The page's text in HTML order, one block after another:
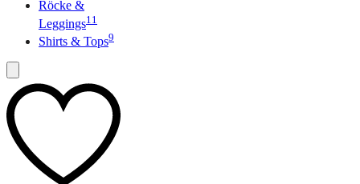
Röcke &
Leggings11
Shirts & Tops9